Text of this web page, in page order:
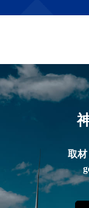
取